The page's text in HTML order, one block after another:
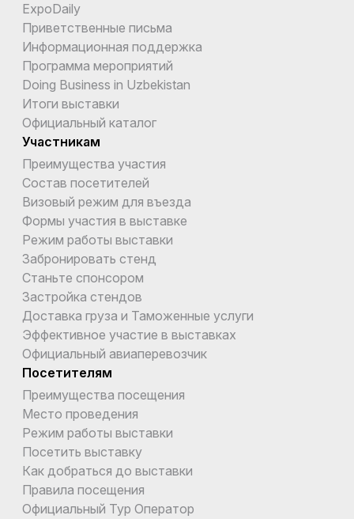
ExpoDaily
Приветственные письма
Информационная поддержка
Программа мероприятий
Doing Business in Uzbekistan
Итоги выставки
Официальный каталог
Участникам
Преимущества участия
Состав посетителей
Визовый режим для въезда
Формы участия в выставке
Режим работы выставки
Забронировать стенд
Станьте спонсором
Застройка стендов
Доставка груза и Таможенные услуги
Эффективное участие в выставках
Официальный авиаперевозчик
Посетителям
Преимущества посещения
Место проведения
Режим работы выставки
Посетить выставку
Как добраться до выставки
Правила посещения
Официальный Тур Оператор